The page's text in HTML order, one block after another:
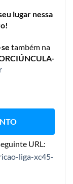
lugar nessa
também na
URL:
liga-xc45-